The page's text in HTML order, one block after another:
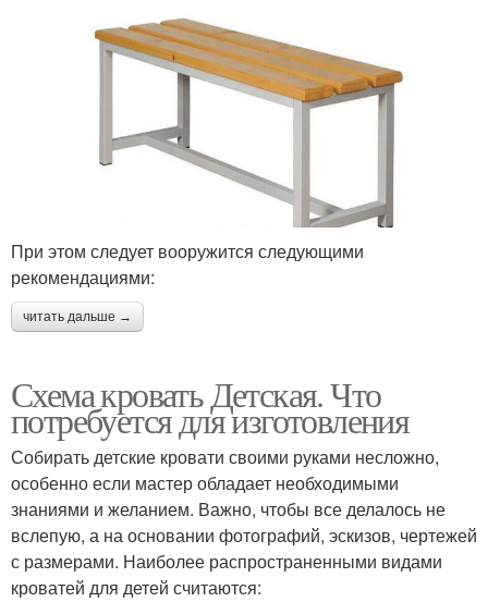
При этом следует вооружится следующими
рекомендациями:
читать дальше →
Схема кровать Детская. Что
потребуется для изготовления
Собирать детские кровати своими руками несложно,
особенно если мастер обладает необходимыми
знаниями и желанием. Важно, чтобы все делалось не
вслепую, а на основании фотографий, эскизов, чертежей
с размерами. Наиболее распространенными видами
кроватей для детей считаются: